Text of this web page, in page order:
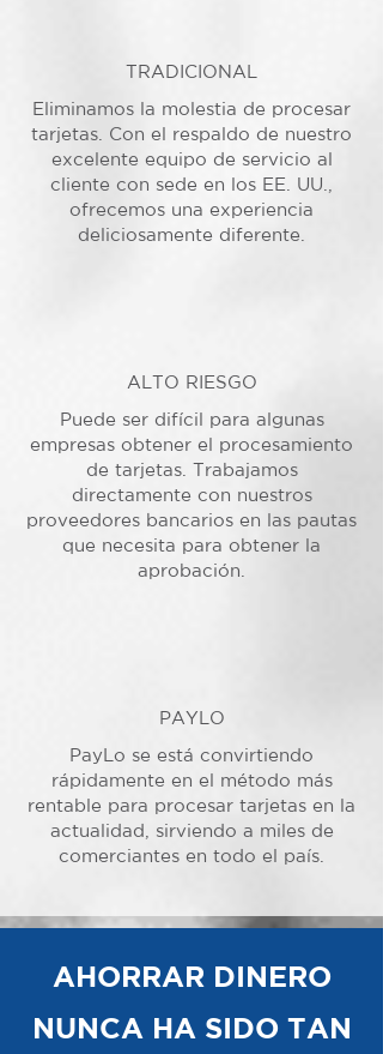
TRADICIONAL
Eliminamos la molestia de procesar
tarjetas. Con el respaldo de nuestro
excelente equipo de servicio al
cliente con sede en los EE. UU.,
ofrecemos una experiencia
deliciosamente diferente.
ALTO RIESGO
Puede ser difícil para algunas
empresas obtener el procesamiento
de tarjetas. Trabajamos
directamente con nuestros
proveedores bancarios en las pautas
que necesita para obtener la
aprobación.
PAYLO
PayLo se está convirtiendo
rápidamente en el método más
rentable para procesar tarjetas en la
actualidad, sirviendo a miles de
comerciantes en todo el país.
AHORRAR DINERO
NUNCA HA SIDO TAN